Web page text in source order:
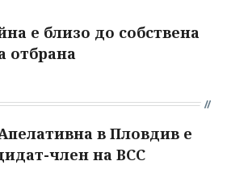
е близо до собствена
отбрана
в Пловдив е
член на ВСС